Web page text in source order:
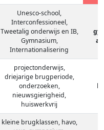
Unesco-school,
Interconfessioneel,
Tweetalig onderwijs en IB,
Gymnasium,
Internationalisering
projectonderwijs,
driejarige brugperiode,
onderzoeken,
nieuwsgierigheid,
huiswerkvrij
kleine brugklassen, havo,